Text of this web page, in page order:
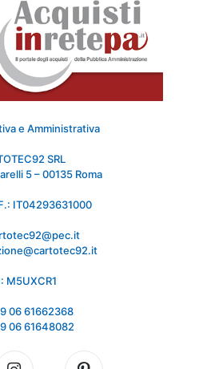
e Amministrativa
SRL
5 – 00135 Roma
IT04293631000
M5UXCR1
06 61662368
06 61648082